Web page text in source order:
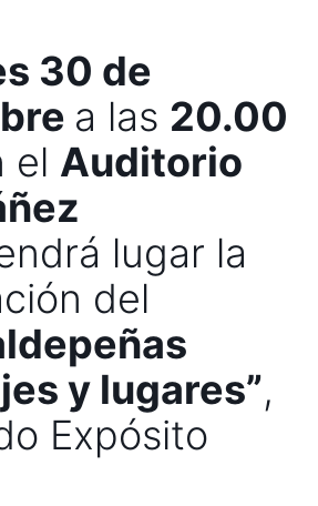
30 de
a las 20.00
el Auditorio
lugar la
del
y lugares”,
Expósito